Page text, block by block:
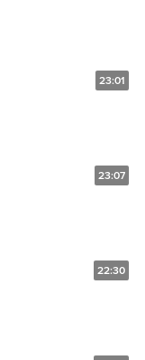
23:01
23:07
22:30